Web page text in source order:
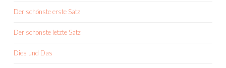
Der schönste erste Satz
Der schönste letzte Satz
Dies und Das